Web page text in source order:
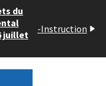
du
juillet
-Instruction